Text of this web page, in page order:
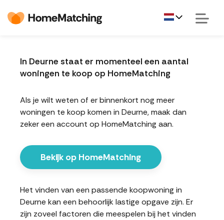
In Deurne staat er momenteel een aantal
woningen te koop op HomeMatching
Als je wilt weten of er binnenkort nog meer
woningen te koop komen in Deurne, maak dan
zeker een account op HomeMatching aan.
Bekijk op HomeMatching
Het vinden van een passende koopwoning in
Deurne kan een behoorlijk lastige opgave zijn. Er
zijn zoveel factoren die meespelen bij het vinden